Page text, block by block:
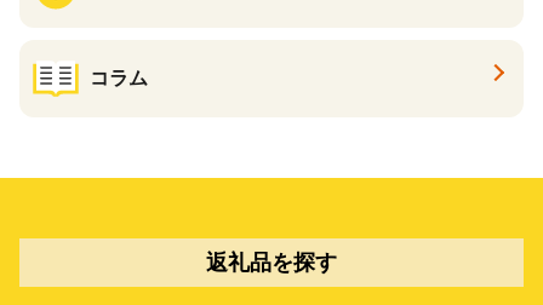
コラム
返礼品を探す